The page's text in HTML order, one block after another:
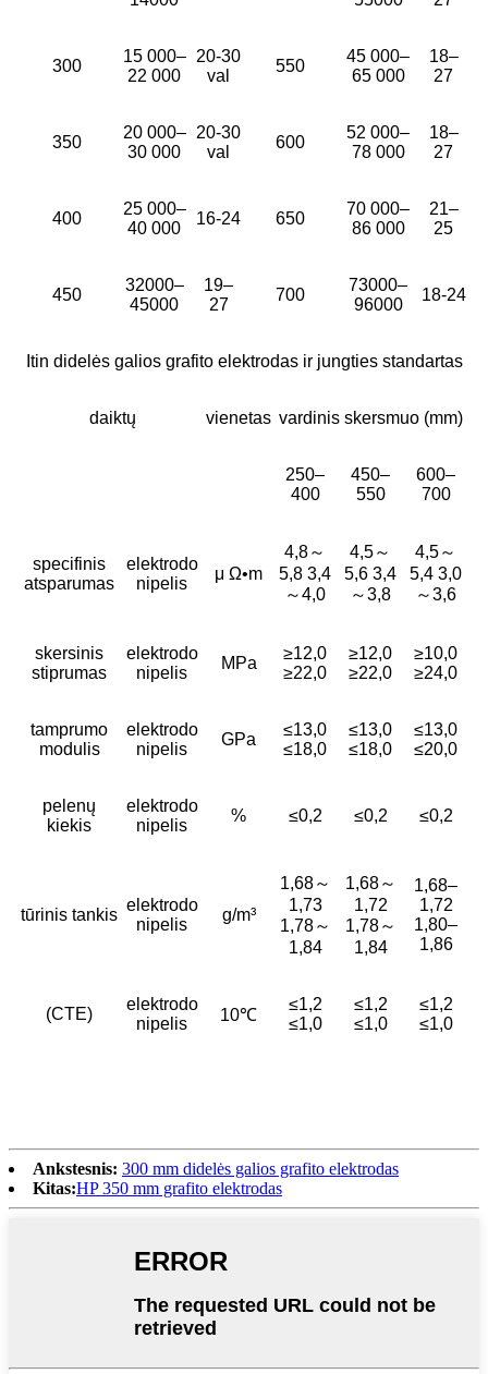
300
15 000–
22 000
20-30
val
550
45 000–
65 000
18–
27
350
20 000–
30 000
20-30
val
600
52 000–
78 000
18–
27
400
25 000–
40 000
16-24 650
70 000–
86 000
21–
25
450
32000–
45000
19–
27
700
73000–
96000
18-24
Itin didelės galios grafito elektrodas ir jungties standartas
daiktų vienetas vardinis skersmuo (mm)
250–
400
450–
550
600–
700
specifinis
atsparumas
elektrodo
nipelis
μ Ω•m
4,8～
5,8 3,4
～4,0
4,5～
5,6 3,4
～3,8
4,5～
5,4 3,0
～3,6
skersinis
stiprumas
elektrodo
nipelis
MPa
≥12,0
≥22,0
≥12,0
≥22,0
≥10,0
≥24,0
tamprumo
modulis
elektrodo
nipelis
GPa
≤13,0
≤18,0
≤13,0
≤18,0
≤13,0
≤20,0
pelenų
kiekis
elektrodo
nipelis
% ≤0,2 ≤0,2 ≤0,2
tūrinis tankis
elektrodo
nipelis
g/m³
1,68～
1,73
1,78～
1,84
1,68～
1,72
1,78～
1,84
1,68–
1,72
1,80–
1,86
(CTE)
elektrodo
nipelis
10℃
≤1,2
≤1,0
≤1,2
≤1,0
≤1,2
≤1,0
Ankstesnis: 300 mm didelės galios grafito elektrodas
Kitas:HP 350 mm grafito elektrodas